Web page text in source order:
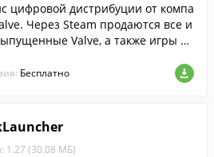
цифровой дистрибуции от компа
Через Steam продаются все и
Valve, а также игры ст
Бесплатно
1.27 (30.08 МБ)